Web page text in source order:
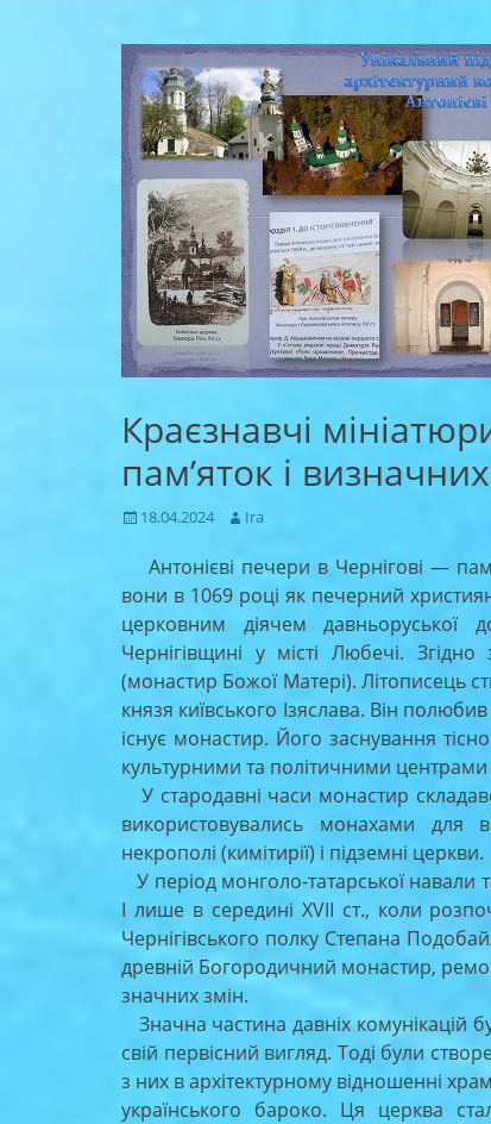
Краєзнавчі
пам’яток і
Posted
18.04.2024 Author
Ira
Антонієві печери в Чернігові —
вони в 1069 році як печерний
церковним діячем
Чернігівщині у місті Любечі.
(монастир Божої Матері). Літописець
князя київського Ізяслава. Він
існує монастир. Його заснування
культурними та політичними
У стародавні часи монастир
використовувались монахами для
некрополі (кимітирії) і підземні церкви.
У період монголо-татарської навали
І лише в середині ХVІІ ст., коли
Чернігівського полку Степана
древній Богородичний монастир,
значних змін.
Значна частина давніх комунікацій
свій первісний вигляд. Тоді були
з них в архітектурному відношенні
українського бароко. Ця церква